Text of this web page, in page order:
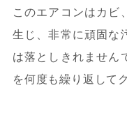
このエアコンはカビ
生じ、非常に頑固な
は落としきれません
を何度も繰り返して